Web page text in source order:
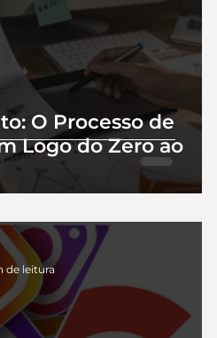
O Processo de
Logo do Zero ao
de leitura